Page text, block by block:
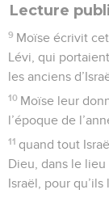
Lecture
9 Moïse écrivit
Lévi, qui
les anciens
10 Moïse leur
l’époque de
11 quand tout
Dieu, dans le
Israël, pour qu’ils